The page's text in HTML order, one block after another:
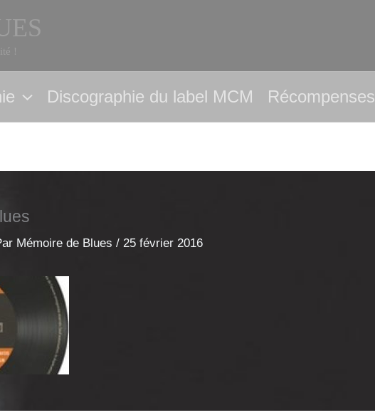
!
Discographie du label MCM Récompenses
Mémoire de Blues / 25 février 2016